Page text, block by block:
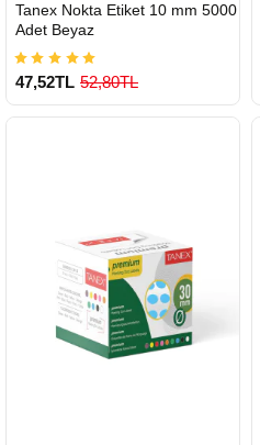
GÖNDERİ
Tanex Nokta Etiket 10 mm 5000
Adet Beyaz
47,52TL 52,80TL